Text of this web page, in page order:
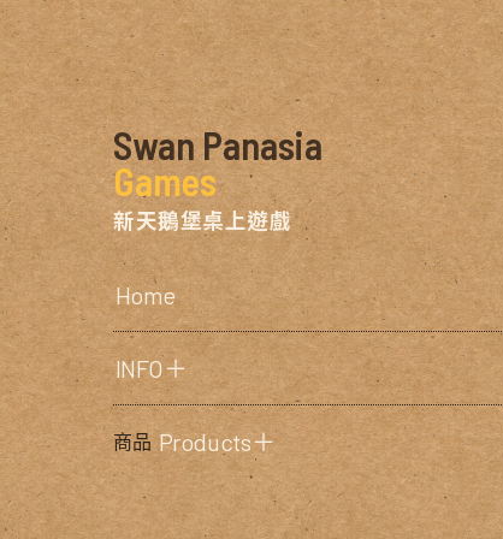
Swan Panasia
Games
新天鵝堡桌上遊戲
Home
INFO＋
商品 Products＋